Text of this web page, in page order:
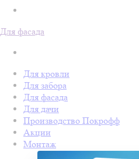
Для фасада
Для кровли
Для забора
Для фасада
Для дачи
Производство Покрофф
Акции
Монтаж